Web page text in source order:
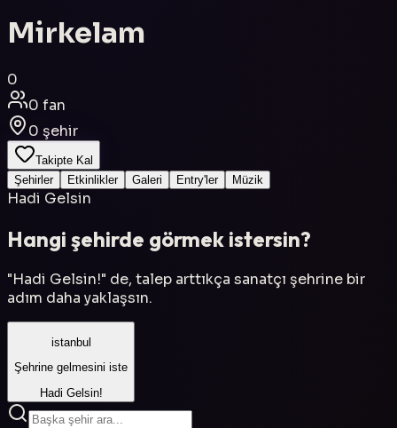
Mirkelam
0
0 fan
0 şehir
Takipte Kal
Şehirler
Etkinlikler Galeri Entry'ler Müzik
Hadi Gelsin
Hangi şehirde görmek istersin?
"Hadi Gelsin!" de, talep arttıkça sanatçı şehrine bir
adım daha yaklaşsın.
istanbul
Şehrine gelmesini iste
Hadi Gelsin!